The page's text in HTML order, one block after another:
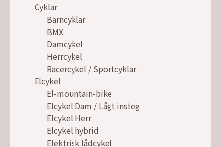
Cyklar
Barncyklar
BMX
Damcykel
Herrcykel
Racercykel / Sportcyklar
Elcykel
El-mountain-bike
Elcykel Dam / Lågt insteg
Elcykel Herr
Elcykel hybrid
Elektrisk lådcykel